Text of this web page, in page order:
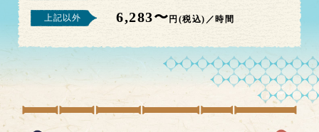
上記以外 6,283〜 円(税込)／時間